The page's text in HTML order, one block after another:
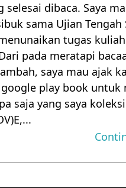
selesai dibaca. Saya
sama Ujian Tengah
tugas
pada meratapi
saya mau ajak
play book untuk
saja yang saya